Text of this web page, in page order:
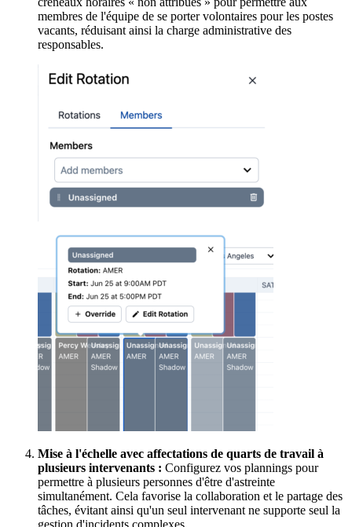
membres de l'équipe de se porter volontaires pour les postes
vacants, réduisant ainsi la charge administrative des
responsables.
Mise à l'échelle avec affectations de quarts de travail à
plusieurs intervenants : Configurez vos plannings pour
permettre à plusieurs personnes d'être d'astreinte
simultanément. Cela favorise la collaboration et le partage des
tâches, évitant ainsi qu'un seul intervenant ne supporte seul la
gestion d'incidents complexes.